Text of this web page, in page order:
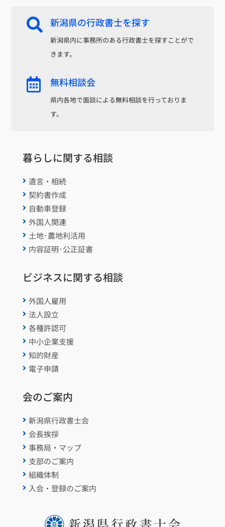
 新潟県の行政書士を探す
新潟県内に事務所のある行政書士を探すことがで
きます。
 無料相談会
県内各地で面談による無料相談を行っておりま
す。
暮らしに関する相談
 遺言・相続
 契約書作成
 自動車登録
 外国人関連
 土地･農地利活用
 内容証明･公正証書
ビジネスに関する相談
 外国人雇用
 法人設立
 各種許認可
 中小企業支援
 知的財産
 電子申請
会のご案内
 新潟県行政書士会
 会長挨拶
 事務局・マップ
 支部のご案内
 組織体制
 入会・登録のご案内